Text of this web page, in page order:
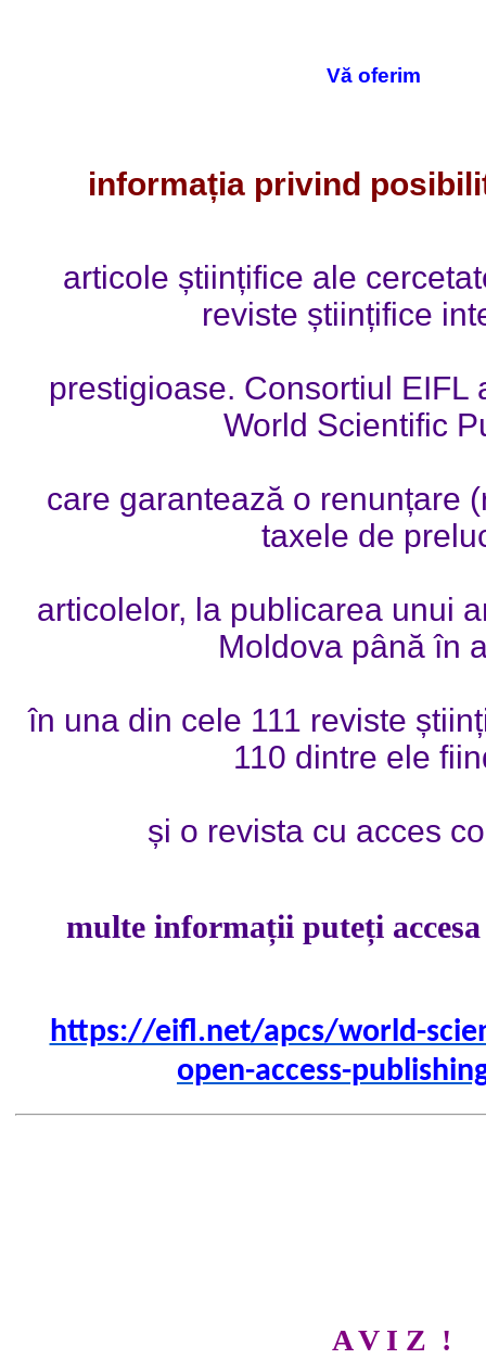
Vă oferim
informația privind
articole științifice ale
reviste științifice
prestigioase. Consortiul EIFL
World Scientific
care garantează o renunțare
taxele de
articolelor, la publicarea unui
Moldova până în
în una din cele 111 reviste
110 dintre ele
și o revista cu acces
multe informații puteți
https://eifl.net/apcs/world-
open-access-
A V I Z !